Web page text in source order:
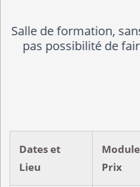
Formation très
Dates et
Lieu
Prix